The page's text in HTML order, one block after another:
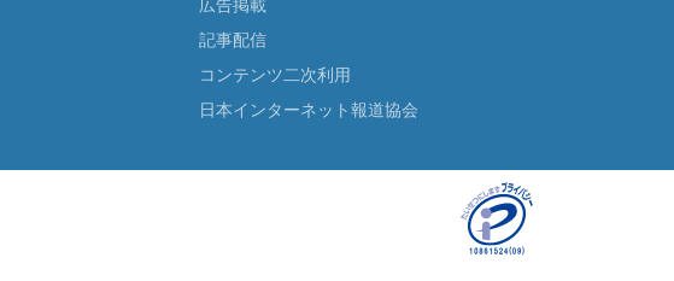
記事配信
コンテンツ二次利用
日本インターネット報道協会